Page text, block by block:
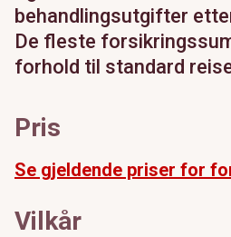
behandlingsutgifter
De fleste
forhold til standard
Pris
Se gjeldende priser for
Vilkår